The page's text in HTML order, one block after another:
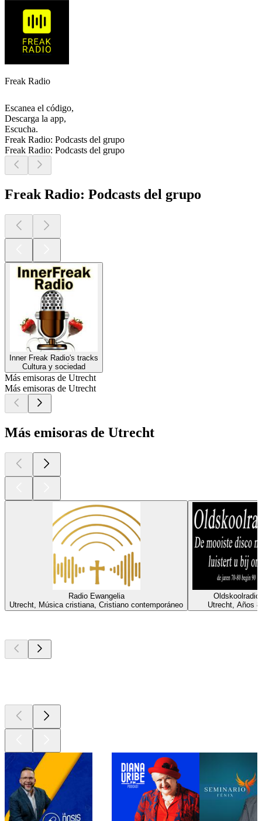
Freak Radio
Escanea el código,
Descarga la app,
Escucha.
Freak Radio: Podcasts del grupo
Freak Radio: Podcasts del grupo
Freak Radio: Podcasts del grupo
Inner Freak Radio's tracks
Cultura y sociedad
Más emisoras de Utrecht
Más emisoras de Utrecht
Más emisoras de Utrecht
Radio Ewangelia
Utrecht, Música cristiana, Cristiano contemporáneo
Oldskoolradio
Utrecht, Años